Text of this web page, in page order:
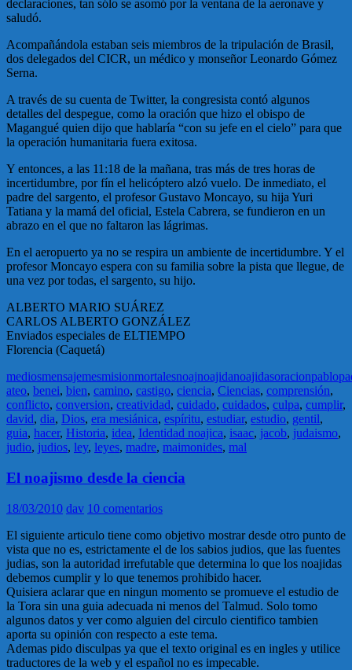
declaraciones, tan sólo se asomó por la ventana de la aeronave y
saludó.
Acompañándola estaban seis miembros de la tripulación de Brasil,
dos delegados del CICR, un médico y monseñor Leonardo Gómez
Serna.
A través de su cuenta de Twitter, la congresista contó algunos
detalles del despegue, como la oración que hizo el obispo de
Magangué quien dijo que hablaría “con su jefe en el cielo” para que
la operación humanitaria fuera exitosa.
Y entonces, a las 11:18 de la mañana, tras más de tres horas de
incertidumbre, por fín el helicóptero alzó vuelo. De inmediato, el
padre del sargento, el profesor Gustavo Moncayo, su hija Yuri
Tatiana y la mamá del oficial, Estela Cabrera, se fundieron en un
abrazo en el que no faltaron las lágrimas.
En el aeropuerto ya no se respira un ambiente de incertidumbre. Y el
profesor Moncayo espera con su familia sobre la pista que llegue, de
una vez por todas, el sargento, su hijo.
ALBERTO MARIO SUÁREZ
CARLOS ALBERTO GONZÁLEZ
Enviados especiales de ELTIEMPO
Florencia (Caquetá)
mediosmensajemesmisionmortalesnoajnoajidanoajidasoracionpablo
ateo, benei, bien, camino, castigo, ciencia, Ciencias, comprensión,
conflicto, conversion, creatividad, cuidado, cuidados, culpa, cumplir,
david, dia, Dios, era mesiánica, espíritu, estudiar, estudio, gentil,
guia, hacer, Historia, idea, Identidad noajica, isaac, jacob, judaismo,
judio, judios, ley, leyes, madre, maimonides, mal
El noajismo desde la ciencia
18/03/2010 dav 10 comentarios
El siguiente articulo tiene como objetivo mostrar desde otro punto de
vista que no es, estrictamente el de los sabios judios, que las fuentes
judias, son la autoridad irrefutable que determina lo que los noajidas
debemos cumplir y lo que tenemos prohibido hacer.
Quisiera aclarar que en ningun momento se promueve el estudio de
la Tora sin una guia adecuada ni menos del Talmud. Solo tomo
algunos datos y ver como alguien del circulo cientifico tambien
aporta su opinión con respecto a este tema.
Ademas pido disculpas ya que el texto original es en ingles y utilice
traductores de la web y el español no es impecable.